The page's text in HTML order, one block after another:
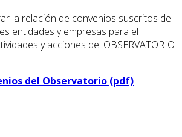
la relación de convenios suscritos del
entidades y empresas para el
y acciones del OBSERVATORIO
del Observatorio (pdf)